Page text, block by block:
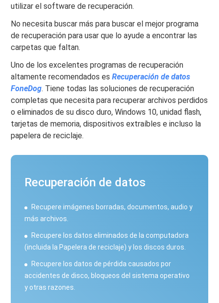
utilizar el software de recuperación.
No necesita buscar más para buscar el mejor programa
de recuperación para usar que lo ayude a encontrar las
carpetas que faltan.
Uno de los excelentes programas de recuperación
altamente recomendados esRecuperación de datos
FoneDog. Tiene todas las soluciones de recuperación
completas que necesita para recuperar archivos perdidos
o eliminados de su disco duro, Windows 10, unidad flash,
tarjetas de memoria, dispositivos extraíbles e incluso la
papelera de reciclaje.
Recuperación de datos
Recupere imágenes borradas, documentos, audio y
más archivos.
Recupere los datos eliminados de la computadora
(incluida la Papelera de reciclaje) y los discos duros.
Recupere los datos de pérdida causados ​​por
accidentes de disco, bloqueos del sistema operativo
y otras razones.